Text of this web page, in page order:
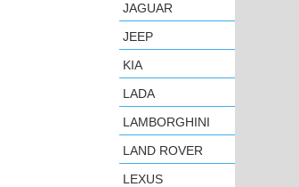
JAGUAR
JEEP
KIA
LADA
LAMBORGHINI
LAND ROVER
LEXUS